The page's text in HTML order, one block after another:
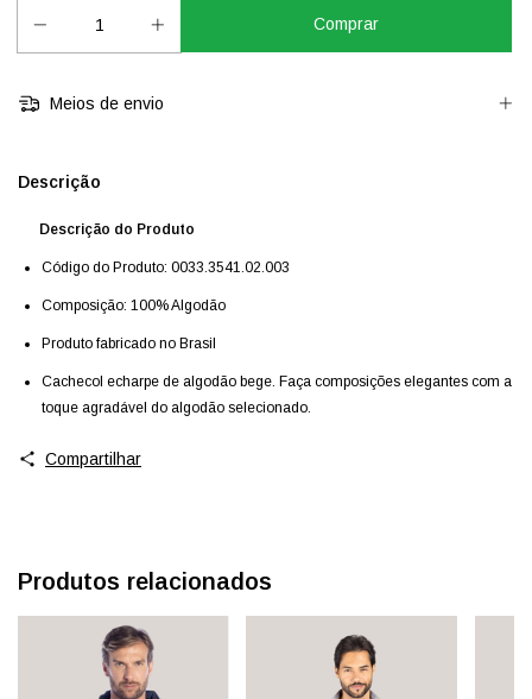
Meios de envio
Descrição
Descrição do Produto
Código do Produto: 0033.3541.02.003
Composição: 100% Algodão
Produto fabricado no Brasil
Cachecol echarpe de algodão bege. Faça composições elegantes com a
toque agradável do algodão selecionado.
Compartilhar
Produtos relacionados